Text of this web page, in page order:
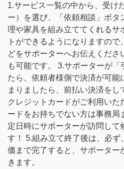
1.サービス一覧の中から、受け
ー）を選び、「依頼相談」ボタ
理や家具を組み立ててくれるサ
トができるようになりますの
どをサポーターへお伝えくだ
も可能です。 3.サポーターが
たら、依頼者様側で決済が可能
まりましたら、前払い決済をし
クレジットカードがご利用いた
ードをお持ちでない方は事務局
定日時にサポーターが訪問して
す！ 5.組み立て終了後は、必
価まで完了すると、サポーター
きます。